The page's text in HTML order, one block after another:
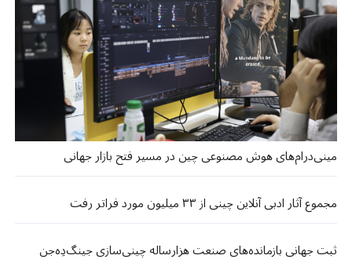
مینی‌درام‌های هوش مصنوعی چین در مسیر فتح بازار جهانی
مجموع آثار ادبی آنلاین چینی از ۳۳ میلیون مورد فراتر رفت
ثبت جهانی بازمانده‌های صنعت هزارساله چینی‌سازی جینگ‌دِه‌جن